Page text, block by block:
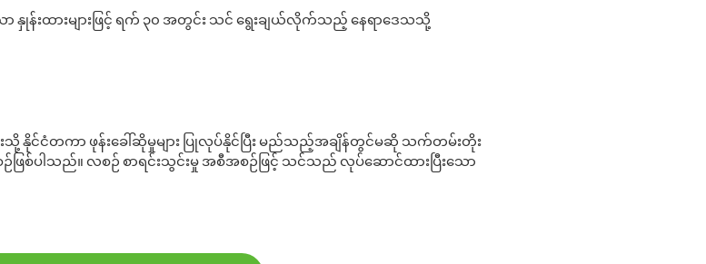
န်းထားများဖြင့် ရက် ၃၀ အတွင်း သင် ရွေးချယ်လိုက်သည့် နေရာဒေသသို့
းသို့ နိုင်ငံတကာ ဖုန်းခေါ်ဆိုမှုများ ပြုလုပ်နိုင်ပြီး မည်သည့်အချိန်တွင်မဆို သက်တမ်းတိုး
စ်ပါသည်။ လစဉ် စာရင်းသွင်းမှု အစီအစဉ်ဖြင့် သင်သည် လုပ်ဆောင်ထားပြီးသော